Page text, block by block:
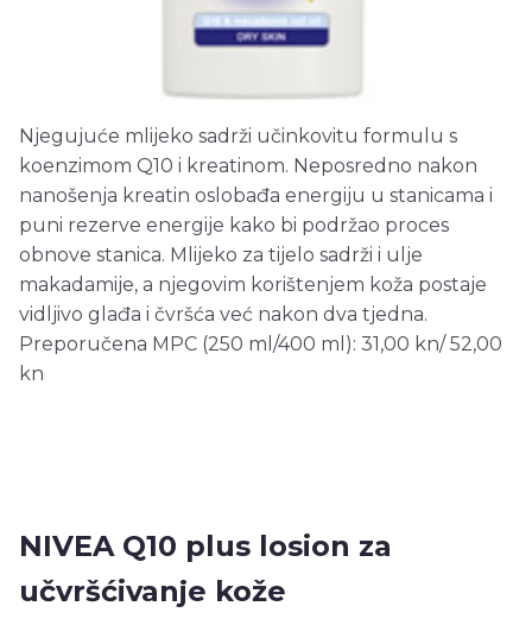
Njegujuće mlijeko sadrži učinkovitu formulu s
koenzimom Q10 i kreatinom. Neposredno nakon
nanošenja kreatin oslobađa energiju u stanicama i
puni rezerve energije kako bi podržao proces
obnove stanica. Mlijeko za tijelo sadrži i ulje
makadamije, a njegovim korištenjem koža postaje
vidljivo glađa i čvršća već nakon dva tjedna.
Preporučena MPC (250 ml/400 ml): 31,00 kn/ 52,00
kn
NIVEA Q10 plus losion za
učvršćivanje kože